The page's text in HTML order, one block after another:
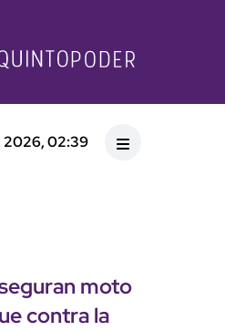
2026, 02:39
moto
contra la